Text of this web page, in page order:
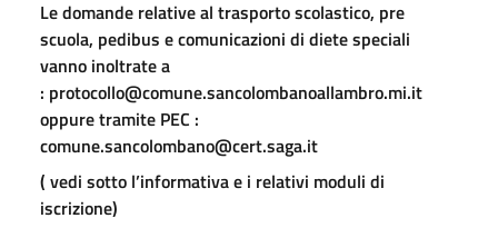
Le domande relative al trasporto scolastico, pre
scuola, pedibus e comunicazioni di diete speciali
vanno inoltrate a
: protocollo@comune.sancolombanoallambro.mi.it
oppure tramite PEC :
comune.sancolombano@cert.saga.it
( vedi sotto l’informativa e i relativi moduli di
iscrizione)